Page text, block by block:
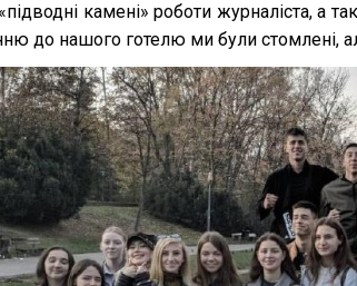
камені» роботи журналіста, а
до нашого готелю ми були стомлені,